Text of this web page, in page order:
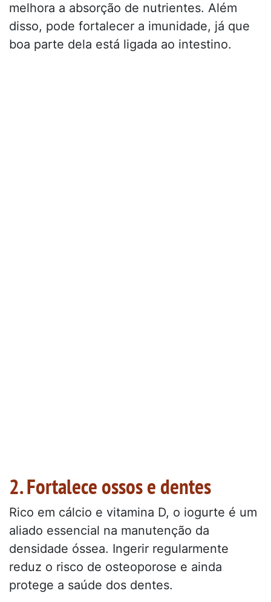
melhora a absorção de nutrientes. Além
disso, pode fortalecer a imunidade, já que
boa parte dela está ligada ao intestino.
2. Fortalece ossos e dentes
Rico em cálcio e vitamina D, o iogurte é um
aliado essencial na manutenção da
densidade óssea. Ingerir regularmente
reduz o risco de osteoporose e ainda
protege a saúde dos dentes.